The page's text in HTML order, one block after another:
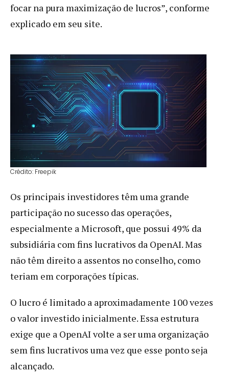
focar na pura maximização de lucros”, conforme
explicado em seu site.
Crédito: Freepik
Os principais investidores têm uma grande
participação no sucesso das operações,
especialmente a Microsoft, que possui 49% da
subsidiária com fins lucrativos da OpenAI. Mas
não têm direito a assentos no conselho, como
teriam em corporações típicas.
O lucro é limitado a aproximadamente 100 vezes
o valor investido inicialmente. Essa estrutura
exige que a OpenAI volte a ser uma organização
sem fins lucrativos uma vez que esse ponto seja
alcançado.